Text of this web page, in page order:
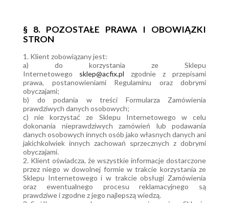
§ 8. POZOSTAŁE PRAWA I OBOWIĄZKI
STRON
1. Klient zobowiązany jest:
a) do korzystania ze Sklepu
Internetowego sklep@acfix.pl zgodnie z przepisami
prawa, postanowieniami Regulaminu oraz dobrymi
obyczajami;
b) do podania w treści Formularza Zamówienia
prawdziwych danych osobowych;
c) nie korzystać ze Sklepu Internetowego w celu
dokonania nieprawdziwych zamówień lub podawania
danych osobowych innych osób jako własnych danych ani
jakichkolwiek innych zachowań sprzecznych z dobrymi
obyczajami.
2. Klient oświadcza, że wszystkie informacje dostarczone
przez niego w dowolnej formie w trakcie korzystania ze
Sklepu Internetowego i w trakcie obsługi Zamówienia
oraz ewentualnego procesu reklamacyjnego są
prawdziwe i zgodne z jego najlepszą wiedzą.